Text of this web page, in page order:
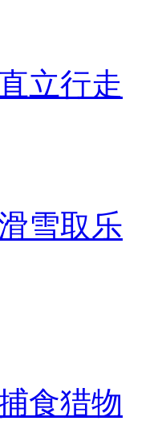
立行走
雪取乐
食猎物